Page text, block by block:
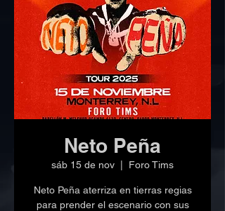
Neto Peña
sáb 15 de nov Foro Tims
Neto Peña aterriza en tierras regias
para prender el escenario con sus